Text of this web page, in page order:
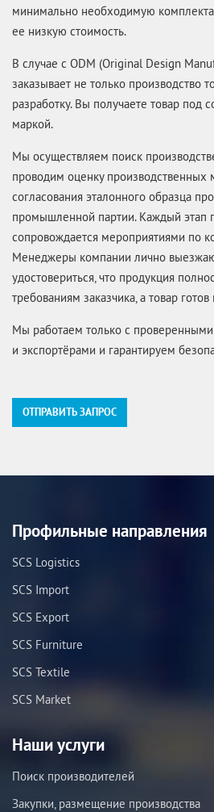
минимально необходимую
ее низкую стоимость.
В случае с ODM (Original Design
заказывает не только производство
разработку. Вы получаете товар под
маркой.
Мы осуществляем поиск
проводим оценку производственных
согласования эталонного образца
промышленной партии. Каждый этап
сопровождается мероприятиями по
Менеджеры компании лично
удостовериться, что продукция
требованиям заказчика, а товар готов
Мы работаем только с
и экспортёрами и гарантируем
ОТПРАВИТЬ ЗАПРОС
Профильные направления
SCS Logistics
SCS Import
SCS Export
SCS Furniture
SCS Textile
SCS Market
Наши услуги
Поиск производителей
Закупки, размещение производства